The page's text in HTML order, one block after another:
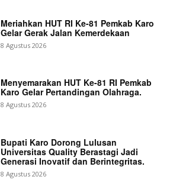
Meriahkan HUT RI Ke-81 Pemkab Karo
Gelar Gerak Jalan Kemerdekaan
8 Agustus 2026
Menyemarakan HUT Ke-81 RI Pemkab
Karo Gelar Pertandingan Olahraga.
8 Agustus 2026
Bupati Karo Dorong Lulusan
Universitas Quality Berastagi Jadi
Generasi Inovatif dan Berintegritas.
8 Agustus 2026